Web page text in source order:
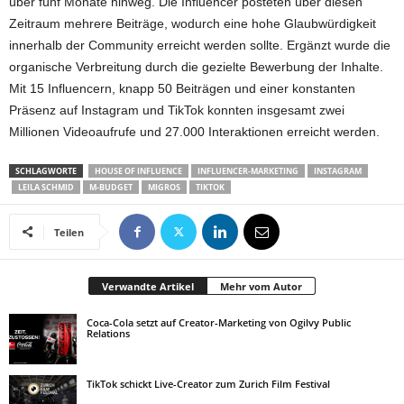
Zeitraum mehrere Beiträge, wodurch eine hohe Glaubwürdigkeit
innerhalb der Community erreicht werden sollte. Ergänzt wurde die
organische Verbreitung durch die gezielte Bewerbung der Inhalte.
Mit 15 Influencern, knapp 50 Beiträgen und einer konstanten
Präsenz auf Instagram und TikTok konnten insgesamt zwei
Millionen Videoaufrufe und 27.000 Interaktionen erreicht werden.
SCHLAGWORTE HOUSE OF INFLUENCE INFLUENCER-MARKETING
INSTAGRAM
LEILA SCHMID
M-BUDGET MIGROS TIKTOK
Teilen
Verwandte Artikel Mehr vom Autor
Coca-Cola setzt auf Creator-Marketing von Ogilvy Public
Relations
TikTok schickt Live-Creator zum Zurich Film Festival